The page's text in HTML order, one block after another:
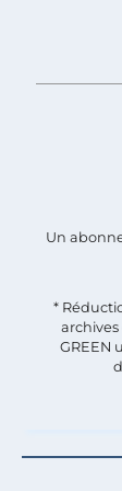
Un
*
GREEN